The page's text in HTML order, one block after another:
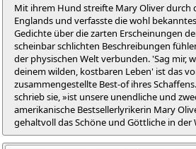
Mit ihrem Hund streifte Mary Oliver durch
Englands und verfasste die wohl
Gedichte über die zarten Erscheinungen
scheinbar schlichten Beschreibungen
der physischen Welt verbunden. 'Sag mir,
deinem wilden, kostbaren Leben' ist das
zusammengestellte Best-of ihres
schrieb sie, »ist unsere unendliche und
amerikanische Bestsellerlyrikerin Mary
gehaltvoll das Schöne und Göttliche in der